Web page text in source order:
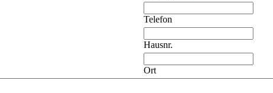
Telefon
Hausnr.
Ort